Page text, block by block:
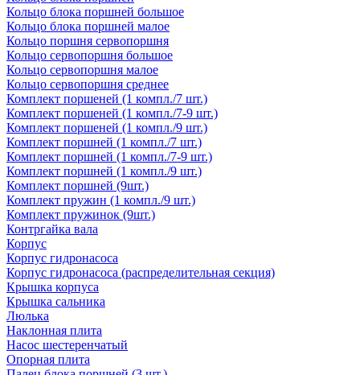
Кольцо блока поршней большое
Кольцо блока поршней малое
Кольцо поршня сервопоршня
Кольцо сервопоршня большое
Кольцо сервопоршня малое
Кольцо сервопоршня среднее
Комплект поршеней (1 компл./7 шт.)
Комплект поршеней (1 компл./7-9 шт.)
Комплект поршеней (1 компл./9 шт.)
Комплект поршней (1 компл./7 шт.)
Комплект поршней (1 компл./7-9 шт.)
Комплект поршней (1 компл./9 шт.)
Комплект поршней (9шт.)
Комплект пружин (1 компл./9 шт.)
Комплект пружинок (9шт.)
Контргайка вала
Корпус
Корпус гидронасоса
Корпус гидронасоса (распределительная секция)
Крышка корпуса
Крышка сальника
Люлька
Наклонная плита
Насос шестеренчатый
Опорная плита